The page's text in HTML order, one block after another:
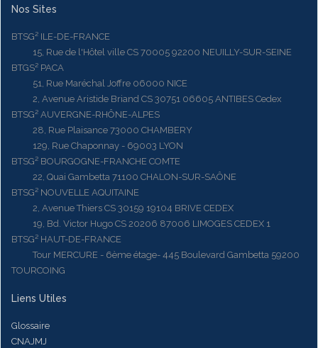
Nos Sites
BTSG² ILE-DE-FRANCE
15, Rue de l'Hôtel ville CS 70005 92200 NEUILLY-SUR-SEINE
BTGS² PACA
51, Rue Maréchal Joffre 06000 NICE
2, Avenue Aristide Briand CS 30751 06605 ANTIBES Cedex
BTSG² AUVERGNE-RHÔNE-ALPES
28, Rue Plaisance 73000 CHAMBERY
129, Rue Chaponnay - 69003 LYON
BTSG² BOURGOGNE-FRANCHE COMTE
22, Quai Gambetta 71100 CHALON-SUR-SAÔNE
BTSG² NOUVELLE AQUITAINE
2, Avenue Thiers CS 30159 19104 BRIVE CEDEX
19, Bd. Victor Hugo CS 20206 87006 LIMOGES CEDEX 1
BTSG² HAUT-DE-FRANCE
Tour MERCURE - 6ème étage- 445 Boulevard Gambetta 59200
TOURCOING
Liens Utiles
Glossaire
CNAJMJ